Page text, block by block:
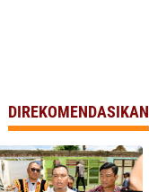
DIREKOMENDASIKAN